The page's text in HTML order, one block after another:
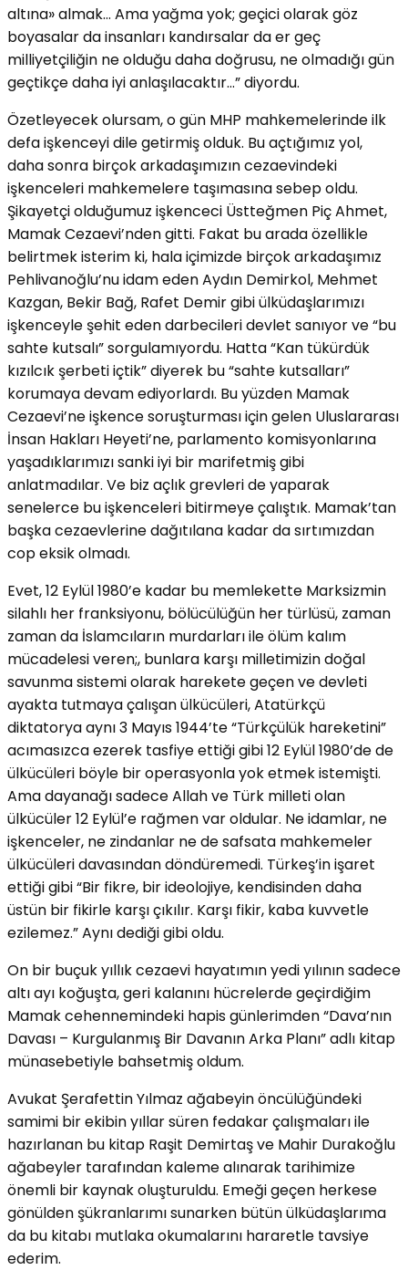
altına» almak… Ama yağma yok; geçici olarak göz
boyasalar da insanları kandırsalar da er geç
milliyetçiliğin ne olduğu daha doğrusu, ne olmadığı gün
geçtikçe daha iyi anlaşılacaktır…” diyordu.
Özetleyecek olursam, o gün MHP mahkemelerinde ilk
defa işkenceyi dile getirmiş olduk. Bu açtığımız yol,
daha sonra birçok arkadaşımızın cezaevindeki
işkenceleri mahkemelere taşımasına sebep oldu.
Şikayetçi olduğumuz işkenceci Üstteğmen Piç Ahmet,
Mamak Cezaevi’nden gitti. Fakat bu arada özellikle
belirtmek isterim ki, hala içimizde birçok arkadaşımız
Pehlivanoğlu’nu idam eden Aydın Demirkol, Mehmet
Kazgan, Bekir Bağ, Rafet Demir gibi ülküdaşlarımızı
işkenceyle şehit eden darbecileri devlet sanıyor ve “bu
sahte kutsalı” sorgulamıyordu. Hatta “Kan tükürdük
kızılcık şerbeti içtik” diyerek bu “sahte kutsalları”
korumaya devam ediyorlardı. Bu yüzden Mamak
Cezaevi’ne işkence soruşturması için gelen Uluslararası
İnsan Hakları Heyeti’ne, parlamento komisyonlarına
yaşadıklarımızı sanki iyi bir marifetmiş gibi
anlatmadılar. Ve biz açlık grevleri de yaparak
senelerce bu işkenceleri bitirmeye çalıştık. Mamak’tan
başka cezaevlerine dağıtılana kadar da sırtımızdan
cop eksik olmadı.
Evet, 12 Eylül 1980’e kadar bu memlekette Marksizmin
silahlı her franksiyonu, bölücülüğün her türlüsü, zaman
zaman da İslamcıların murdarları ile ölüm kalım
mücadelesi veren;, bunlara karşı milletimizin doğal
savunma sistemi olarak harekete geçen ve devleti
ayakta tutmaya çalışan ülkücüleri, Atatürkçü
diktatorya aynı 3 Mayıs 1944’te “Türkçülük hareketini”
acımasızca ezerek tasfiye ettiği gibi 12 Eylül 1980’de de
ülkücüleri böyle bir operasyonla yok etmek istemişti.
Ama dayanağı sadece Allah ve Türk milleti olan
ülkücüler 12 Eylül’e rağmen var oldular. Ne idamlar, ne
işkenceler, ne zindanlar ne de safsata mahkemeler
ülkücüleri davasından döndüremedi. Türkeş’in işaret
ettiği gibi “Bir fikre, bir ideolojiye, kendisinden daha
üstün bir fikirle karşı çıkılır. Karşı fikir, kaba kuvvetle
ezilemez.” Aynı dediği gibi oldu.
On bir buçuk yıllık cezaevi hayatımın yedi yılının sadece
altı ayı koğuşta, geri kalanını hücrelerde geçirdiğim
Mamak cehennemindeki hapis günlerimden “Dava’nın
Davası – Kurgulanmış Bir Davanın Arka Planı” adlı kitap
münasebetiyle bahsetmiş oldum.
Avukat Şerafettin Yılmaz ağabeyin öncülüğündeki
samimi bir ekibin yıllar süren fedakar çalışmaları ile
hazırlanan bu kitap Raşit Demirtaş ve Mahir Durakoğlu
ağabeyler tarafından kaleme alınarak tarihimize
önemli bir kaynak oluşturuldu. Emeği geçen herkese
gönülden şükranlarımı sunarken bütün ülküdaşlarıma
da bu kitabı mutlaka okumalarını hararetle tavsiye
ederim.